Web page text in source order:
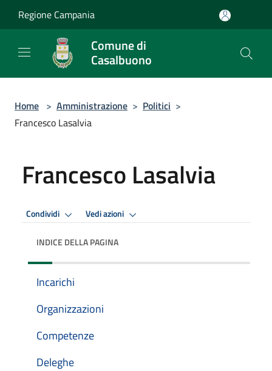
Regione Campania
Comune di
Casalbuono
Home > Amministrazione > Politici >
Francesco Lasalvia
Francesco Lasalvia
Condividi Vedi azioni
INDICE DELLA PAGINA
Incarichi
Organizzazioni
Competenze
Deleghe